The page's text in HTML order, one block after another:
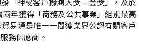
年獲得「商務及公共事業」組別最高
易通是唯一一間獲業界公認有關客戶
務供應商。